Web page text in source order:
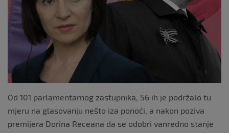
Od 101 parlamentarnog zastupnika, 56 ih je podržalo tu
mjeru na glasovanju nešto iza ponoći, a nakon poziva
premijera Dorina Receana da se odobri vanredno stanje